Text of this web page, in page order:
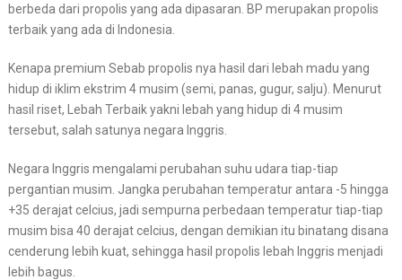
berbeda dari propolis yang ada dipasaran. BP merupakan propolis
terbaik yang ada di Indonesia.
Kenapa premium Sebab propolis nya hasil dari lebah madu yang
hidup di iklim ekstrim 4 musim (semi, panas, gugur, salju). Menurut
hasil riset, Lebah Terbaik yakni lebah yang hidup di 4 musim
tersebut, salah satunya negara Inggris.
Negara Inggris mengalami perubahan suhu udara tiap-tiap
pergantian musim. Jangka perubahan temperatur antara -5 hingga
+35 derajat celcius, jadi sempurna perbedaan temperatur tiap-tiap
musim bisa 40 derajat celcius, dengan demikian itu binatang disana
cenderung lebih kuat, sehingga hasil propolis lebah Inggris menjadi
lebih bagus.